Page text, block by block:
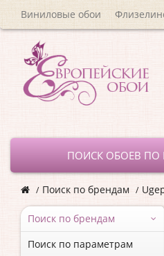
Виниловые обои
ПОИСК ОБОЕВ ПО
Поиск по брендам
Поиск по брендам
Поиск по параметрам